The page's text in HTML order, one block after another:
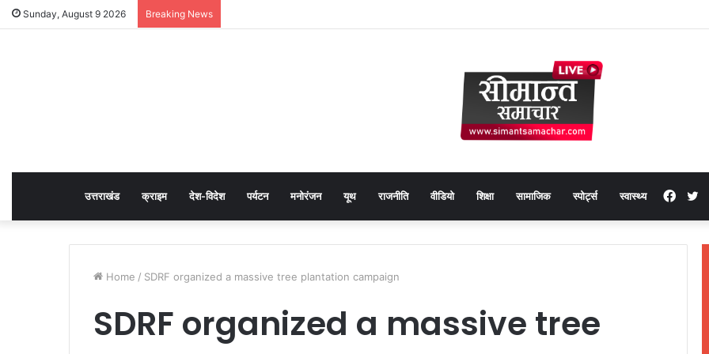
Sunday, August 9 2026 Breaking News
उत्तराखंड क्राइम देश-विदेश पर्यटन मनोरंजन यूथ राजनीति वीडियो शिक्षा सामाजिक स्पोर्ट्स स्वास्थ्य
Home / SDRF organized a massive tree plantation campaign
SDRF organized a massive tree